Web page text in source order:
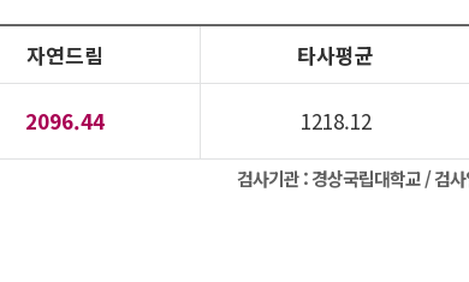
자연드림 타사평균
2096.44 1218.12
검사기관 :경상국립대학교/ 검